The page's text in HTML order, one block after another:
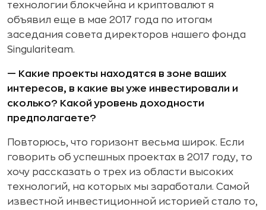
технологии блокчейна и криптовалют я
объявил еще в мае 2017 года по итогам
заседания совета директоров нашего фонда
Singulariteam.
— Какие проекты находятся в зоне ваших
интересов, в какие вы уже инвестировали и
сколько? Какой уровень доходности
предполагаете?
Повторюсь, что горизонт весьма широк. Если
говорить об успешных проектах в 2017 году, то
хочу рассказать о трех из области высоких
технологий, на которых мы заработали. Самой
известной инвестиционной историей стало то,